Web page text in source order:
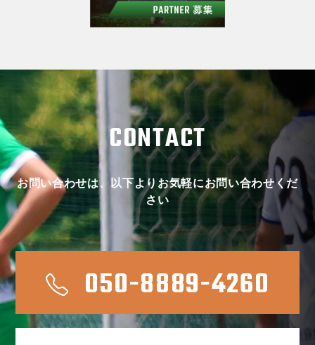
CONTACT
お問い合わせは、以下よりお気軽にお問い合わせくだ
さい
050-8889-4260